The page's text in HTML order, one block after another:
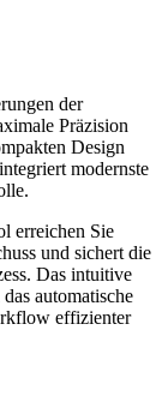
der
Präzision
Design
modernste
erreichen Sie
und sichert die
Das intuitive
automatische
effizienter